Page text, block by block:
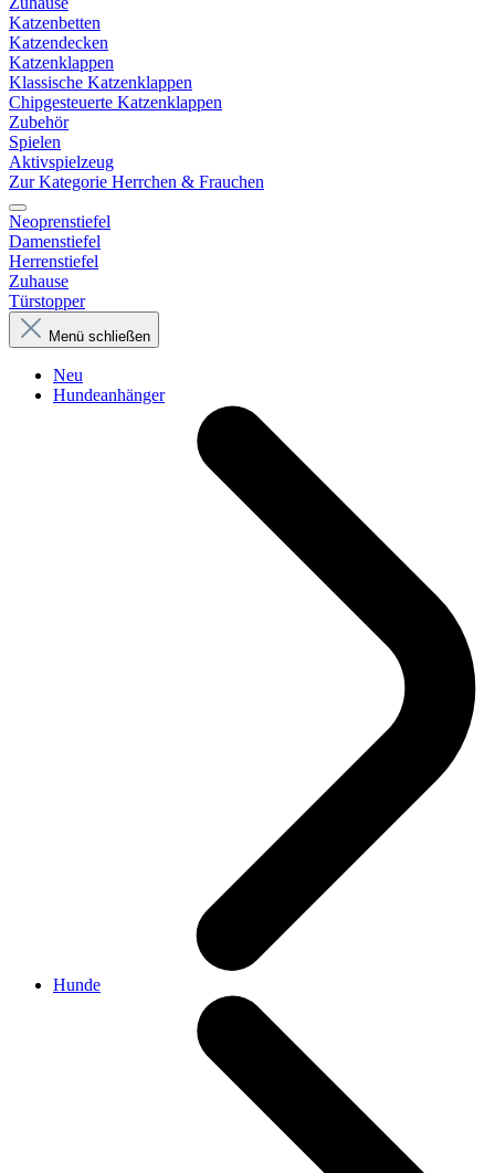
Katzenbetten
Katzendecken
Katzenklappen
Klassische Katzenklappen
Chipgesteuerte Katzenklappen
Zubehör
Spielen
Aktivspielzeug
Zur Kategorie Herrchen & Frauchen
Neoprenstiefel
Damenstiefel
Herrenstiefel
Zuhause
Türstopper
Menü schließen
Neu
Hundeanhänger
Hunde